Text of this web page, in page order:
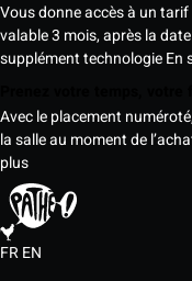
Vous donne accès à un
valable 3 mois, après la
supplément technologieEn
Avec le placement
la salle au moment de
plus
FREN